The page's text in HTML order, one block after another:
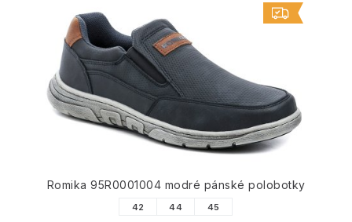
Romika 95R0001004 modré pánské polobotky
42 44 45